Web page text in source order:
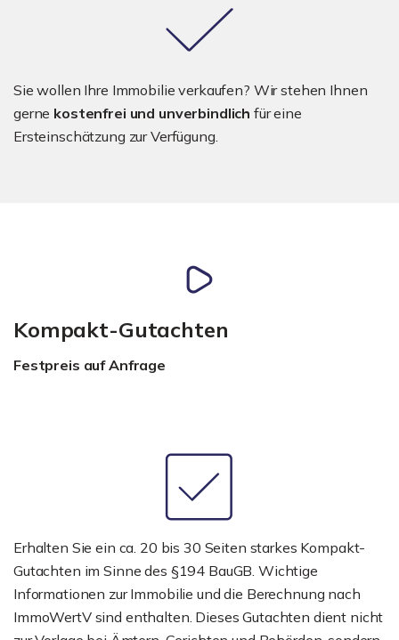
Sie wollen Ihre Immobilie verkaufen? Wir stehen Ihnen
gerne kostenfrei und unverbindlich für eine
Ersteinschätzung zur Verfügung.
Kompakt-Gutachten
Festpreis auf Anfrage
Erhalten Sie ein ca. 20 bis 30 Seiten starkes Kompakt-
Gutachten im Sinne des §194 BauGB. Wichtige
Informationen zur Immobilie und die Berechnung nach
ImmoWertV sind enthalten. Dieses Gutachten dient nicht